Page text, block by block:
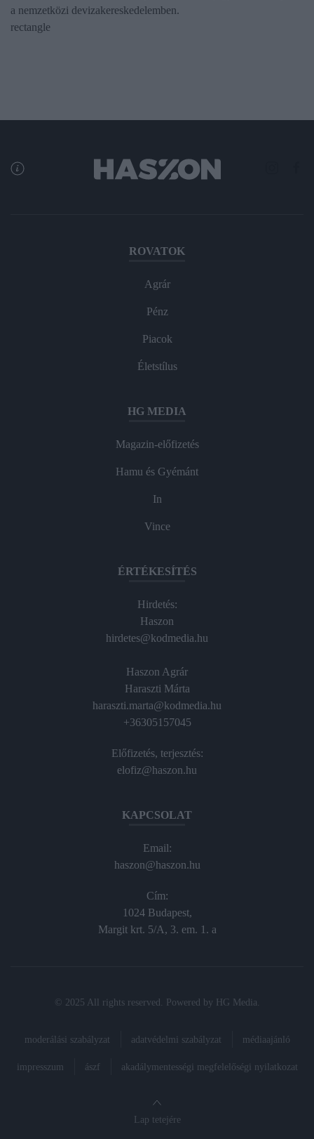
a nemzetközi devizakereskedelemben.
rectangle
ROVATOK
Agrár
Pénz
Piacok
Életstílus
HG MEDIA
Magazin-előfizetés
Hamu és Gyémánt
In
Vince
ÉRTÉKESÍTÉS
Hirdetés:
Haszon
hirdetes@kodmedia.hu
Haszon Agrár
Haraszti Márta
haraszti.marta@kodmedia.hu
+36305157045
Előfizetés, terjesztés:
elofiz@haszon.hu
KAPCSOLAT
Email:
haszon@haszon.hu
Cím:
1024 Budapest,
Margit krt. 5/A, 3. em. 1. a
© 2025 All rights reserved. Powered by HG Media
moderálási szabályzat adatvédelmi szabályzat médiaajánló
impresszum ászf akadálymentességi megfelelőségi nyilatkozat
Lap tetejére